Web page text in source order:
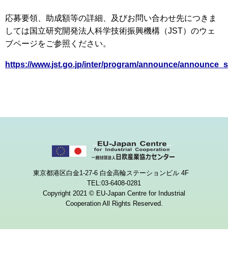
応募要領、助成額等の詳細、及びお問い合わせ先につきま
しては国立研究開発法人科学技術振興機構（JST）のウェ
ブページをご参照ください。
https://www.jst.go.jp/inter/program/announce/
東京都港区白金1-27-6 白金高輪ステーションビル 4F
TEL:03-6408-0281
Copyright 2021 © EU-Japan Centre for Industrial
Cooperation All Rights Reserved.